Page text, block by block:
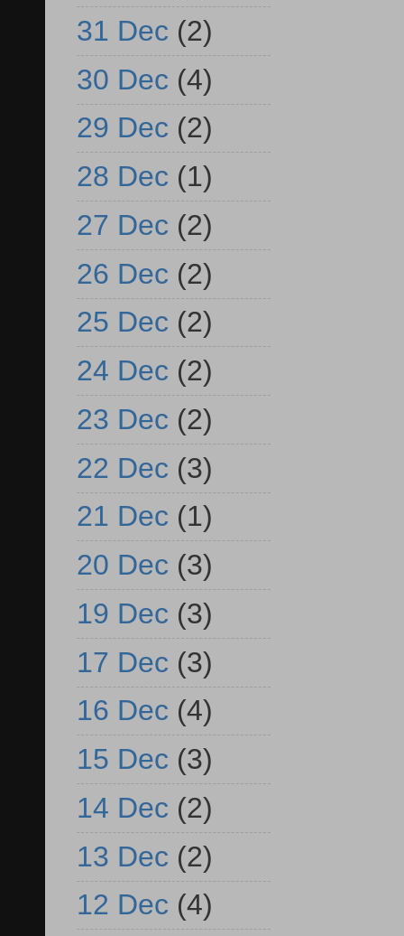
31 Dec (2)
30 Dec (4)
29 Dec (2)
28 Dec (1)
27 Dec (2)
26 Dec (2)
25 Dec (2)
24 Dec (2)
23 Dec (2)
22 Dec (3)
21 Dec (1)
20 Dec (3)
19 Dec (3)
17 Dec (3)
16 Dec (4)
15 Dec (3)
14 Dec (2)
13 Dec (2)
12 Dec (4)